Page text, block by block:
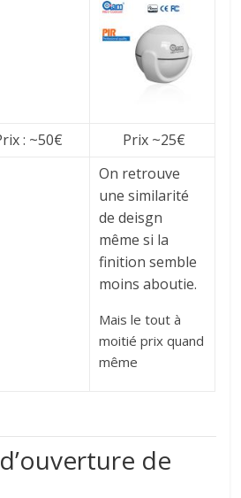
: ~50€
Prix ~25€
On retrouve
une similarité
de deisgn
même si la
finition semble
moins aboutie.
Mais le tout à
moitié prix quand
même
de